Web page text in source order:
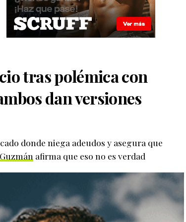
tras polémica con
dan versiones
donde niega adeudos y asegura que
afirma que eso no es verdad